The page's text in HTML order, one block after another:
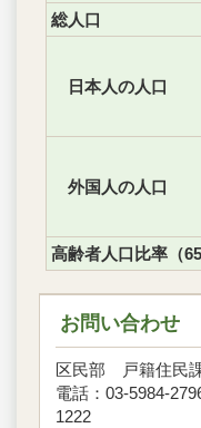
総人口
日本人の人口
外国人の人口
高齢者人口比率（65
お問い合わせ
区民部 戸籍住
電話：03-5984-
1222